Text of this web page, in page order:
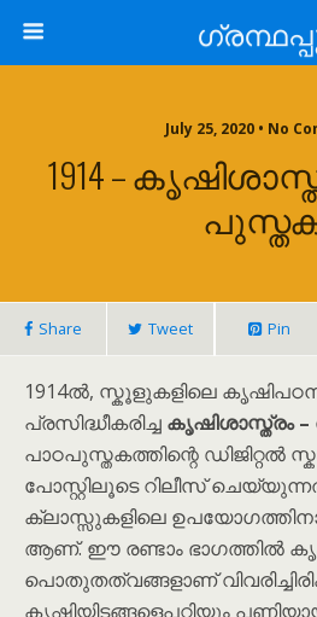
July 25, 2020 • No
1914 –
Share Tweet Pin
1914ൽ, സ്കൂളുകളിലെ
പ്രസിദ്ധീകരിച്ച കൃഷിശാസ്ത്രം –
പാഠപുസ്തകത്തിന്റെ ഡിജിറ്റൽ
പോസ്റ്റിലൂടെ റിലീസ്
ക്ലാസ്സുകളിലെ
ആണ്. ഈ രണ്ടാം ഭാഗത്തിൽ
പൊതുതത്വങ്ങളാണ്
കൃഷിയിടങ്ങളെപറ്റിയും